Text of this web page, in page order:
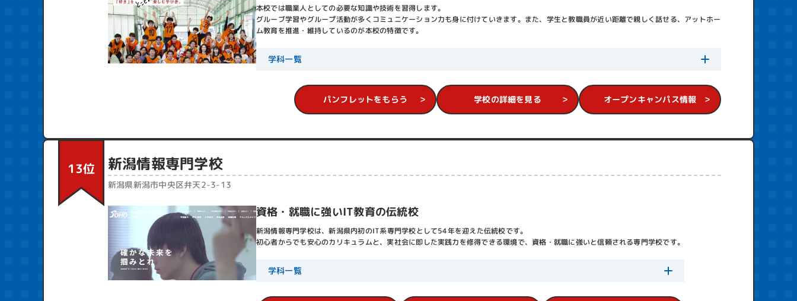
本校では職業人としての必要な知識や技術を習得します。
グルーブ学習やグループ活動が多くコミュニケーション力も身に付けていきます。また、学生と教職員が近い距離で親しく話せる、アットホー
ム教育を推進・維持しているのが本校の特徴です。
学科一覧
パンフレットをもらう 学校の詳細を見る オープンキャンパス情報
新潟情報専門学校
新潟県新潟市中央区弁天2-3-13
資格・就職に強いIT教育の伝統校
新潟情報専門学校は、新潟県内初のIT系専門学校として54年を迎えた伝統校です。
初心者からでも安心のカリキュラムと、実社会に即した実践力を修得できる環境で、資格・就職に強いと信頼される専門学校です。
学科一覧
13位
その話をしっかり聞いた上で他の専門学校に行ってみて、話の真偽を確かめるといいでしょう。
質問程度なら電話でも対応してくれるはずです。応対に不満を感じたらその学校は選択肢から外してしまって構い
ません。
逆に学費がやたら安い場合は、額面以外で加算される金額が増加しないかしっかり確認しておく必要があります。
授業料や入学金だけでは安くても、施設維持費や実習費が追加されて結果的に高くなってしまう場合もあるからで
す。
安かろう悪かろうという言葉もありますが、安い理由ほどよく注意すべきことはありません。
そんなわけで、日本全国に数ある美容専門学校のランキングでした。
このランキングはネット上で検索されている数、学費、アクセスの良さ、知名度などなどを加味しながら管理人が
上位の学校よりいいと思える学校は下位にあるかもしれませんし、あくまで美容専門学校を選ぶ際の参考になれば